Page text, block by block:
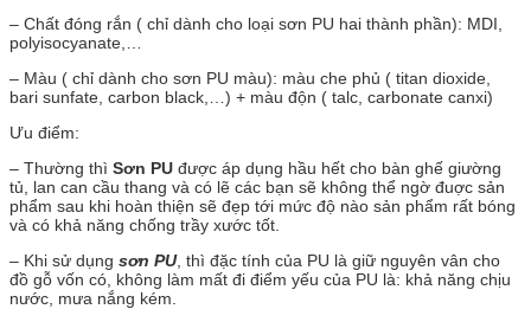
– Chất đóng rắn ( chỉ dành cho loại sơn PU hai thành phần): MDI,
polyisocyanate,…
– Màu ( chỉ dành cho sơn PU màu): màu che phủ ( titan dioxide,
bari sunfate, carbon black,…) + màu độn ( talc, carbonate canxi)
Ưu điểm:
– Thường thì Sơn PU được áp dụng hầu hết cho bàn ghế giường
tủ, lan can cầu thang và có lẽ các bạn sẽ không thể ngờ đuợc sản
phẩm sau khi hoàn thiện sẽ đẹp tới mức độ nào sản phẩm rất bóng
và có khả năng chống trầy xước tốt.
– Khi sử dụng sơn PU, thì đặc tính của PU là giữ nguyên vân cho
đồ gỗ vốn có, không làm mất đi điểm yếu của PU là: khả năng chịu
nước, mưa nắng kém.